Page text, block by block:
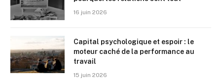
16 juin 2026
Capital psychologique et espoir : le
moteur caché de la performance au
travail
15 juin 2026